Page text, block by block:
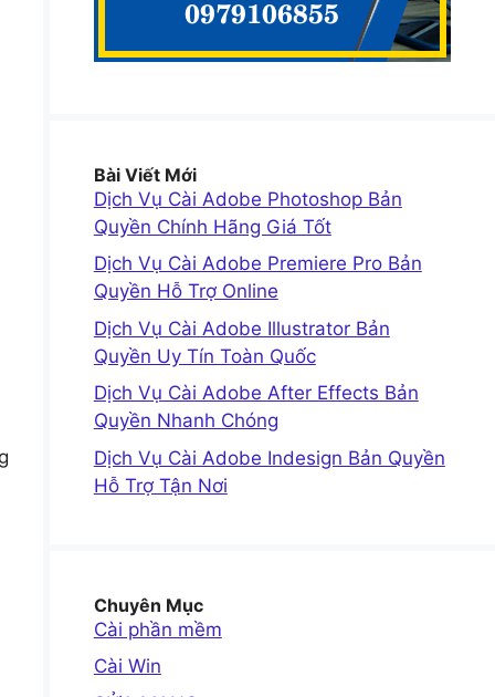
Bài Viết Mới
Dịch Vụ Cài Adobe Photoshop Bản
Quyền Chính Hãng Giá Tốt
Dịch Vụ Cài Adobe Premiere Pro Bản
Quyền Hỗ Trợ Online
Dịch Vụ Cài Adobe Illustrator Bản
Quyền Uy Tín Toàn Quốc
Dịch Vụ Cài Adobe After Effects Bản
Quyền Nhanh Chóng
Dịch Vụ Cài Adobe Indesign Bản Quyền
Hỗ Trợ Tận Nơi
Chuyên Mục
Cài phần mềm
Cài Win